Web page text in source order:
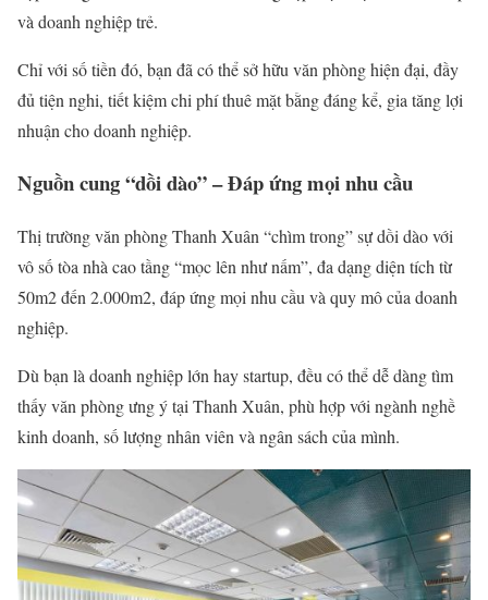
và doanh nghiệp trẻ.
Chỉ với số tiền đó, bạn đã có thể sở hữu văn phòng hiện đại, đầy
đủ tiện nghi, tiết kiệm chi phí thuê mặt bằng đáng kể, gia tăng lợi
nhuận cho doanh nghiệp.
Nguồn cung “dồi dào” – Đáp ứng mọi nhu cầu
Thị trường văn phòng Thanh Xuân “chìm trong” sự dồi dào với
vô số tòa nhà cao tầng “mọc lên như nấm”, đa dạng diện tích từ
50m2 đến 2.000m2, đáp ứng mọi nhu cầu và quy mô của doanh
nghiệp.
Dù bạn là doanh nghiệp lớn hay startup, đều có thể dễ dàng tìm
thấy văn phòng ưng ý tại Thanh Xuân, phù hợp với ngành nghề
kinh doanh, số lượng nhân viên và ngân sách của mình.